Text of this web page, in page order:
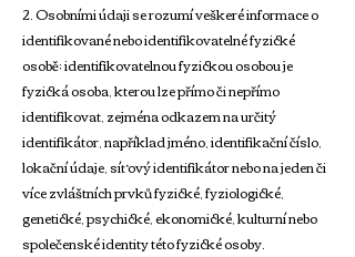
2. Osobními údaji se rozumí veškeré informace o
identifikované nebo identifikovatelné fyzické
osobě; identifikovatelnou fyzickou osobou je
fyzická osoba, kterou lze přímo či nepřímo
identifikovat, zejména odkazem na určitý
identifikátor, například jméno, identifikační číslo,
lokační údaje, síťový identifikátor nebo na jeden či
více zvláštních prvků fyzické, fyziologické,
genetické, psychické, ekonomické, kulturní nebo
společenské identity této fyzické osoby.